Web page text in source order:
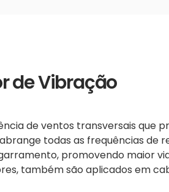
de Vibração
de ventos transversais que
todas as frequências de
promovendo maior
também são aplicados em